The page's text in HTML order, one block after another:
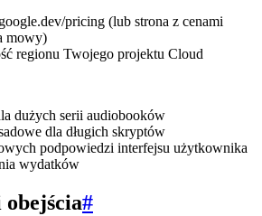
pricing (lub strona z cenami
mowy)
regionu Twojego projektu Cloud
dużych serii audiobooków
dla długich skryptów
podpowiedzi interfejsu użytkownika
wydatków
#